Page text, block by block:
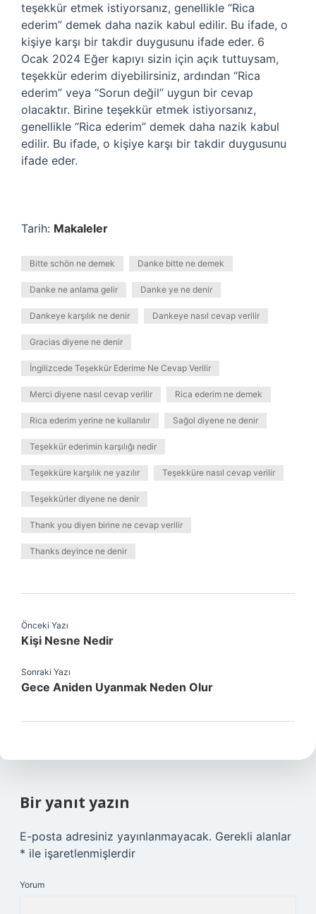
teşekkür etmek istiyorsanız, genellikle “Rica
ederim” demek daha nazik kabul edilir. Bu ifade, o
kişiye karşı bir takdir duygusunu ifade eder. 6
Ocak 2024 Eğer kapıyı sizin için açık tuttuysam,
teşekkür ederim diyebilirsiniz, ardından “Rica
ederim” veya “Sorun değil” uygun bir cevap
olacaktır. Birine teşekkür etmek istiyorsanız,
genellikle “Rica ederim” demek daha nazik kabul
edilir. Bu ifade, o kişiye karşı bir takdir duygusunu
ifade eder.
Tarih: Makaleler
Bitte schön ne demek Danke bitte ne demek
Danke ne anlama gelir Danke ye ne denir
Dankeye karşılık ne denir Dankeye nasıl cevap verilir
Gracias diyene ne denir
İngilizcede Teşekkür Ederime Ne Cevap Verilir
Merci diyene nasıl cevap verilir Rica ederim ne demek
Rica ederim yerine ne kullanılır Sağol diyene ne denir
Teşekkür ederimin karşılığı nedir
Teşekküre karşılık ne yazılır Teşekküre nasıl cevap verilir
Teşekkürler diyene ne denir
Thank you diyen birine ne cevap verilir
Thanks deyince ne denir
Önceki Yazı
Kişi Nesne Nedir
Sonraki Yazı
Gece Aniden Uyanmak Neden Olur
Bir yanıt yazın
E-posta adresiniz yayınlanmayacak. Gerekli alanlar
* ile işaretlenmişlerdir
Yorum